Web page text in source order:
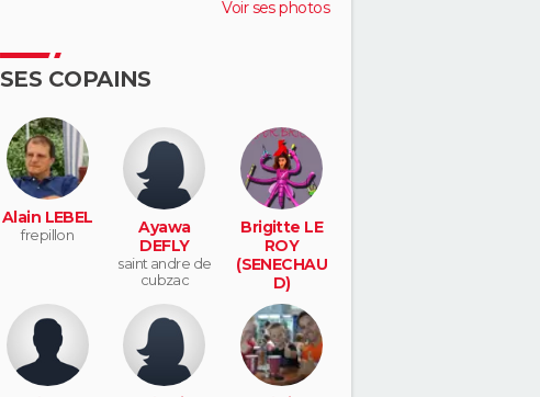
Voir ses photos
SES COPAINS
Alain LEBEL
frepillon
Ayawa
DEFLY
saint andre de
cubzac
Brigitte LE
ROY
(SENECHAU
D)
perigueux